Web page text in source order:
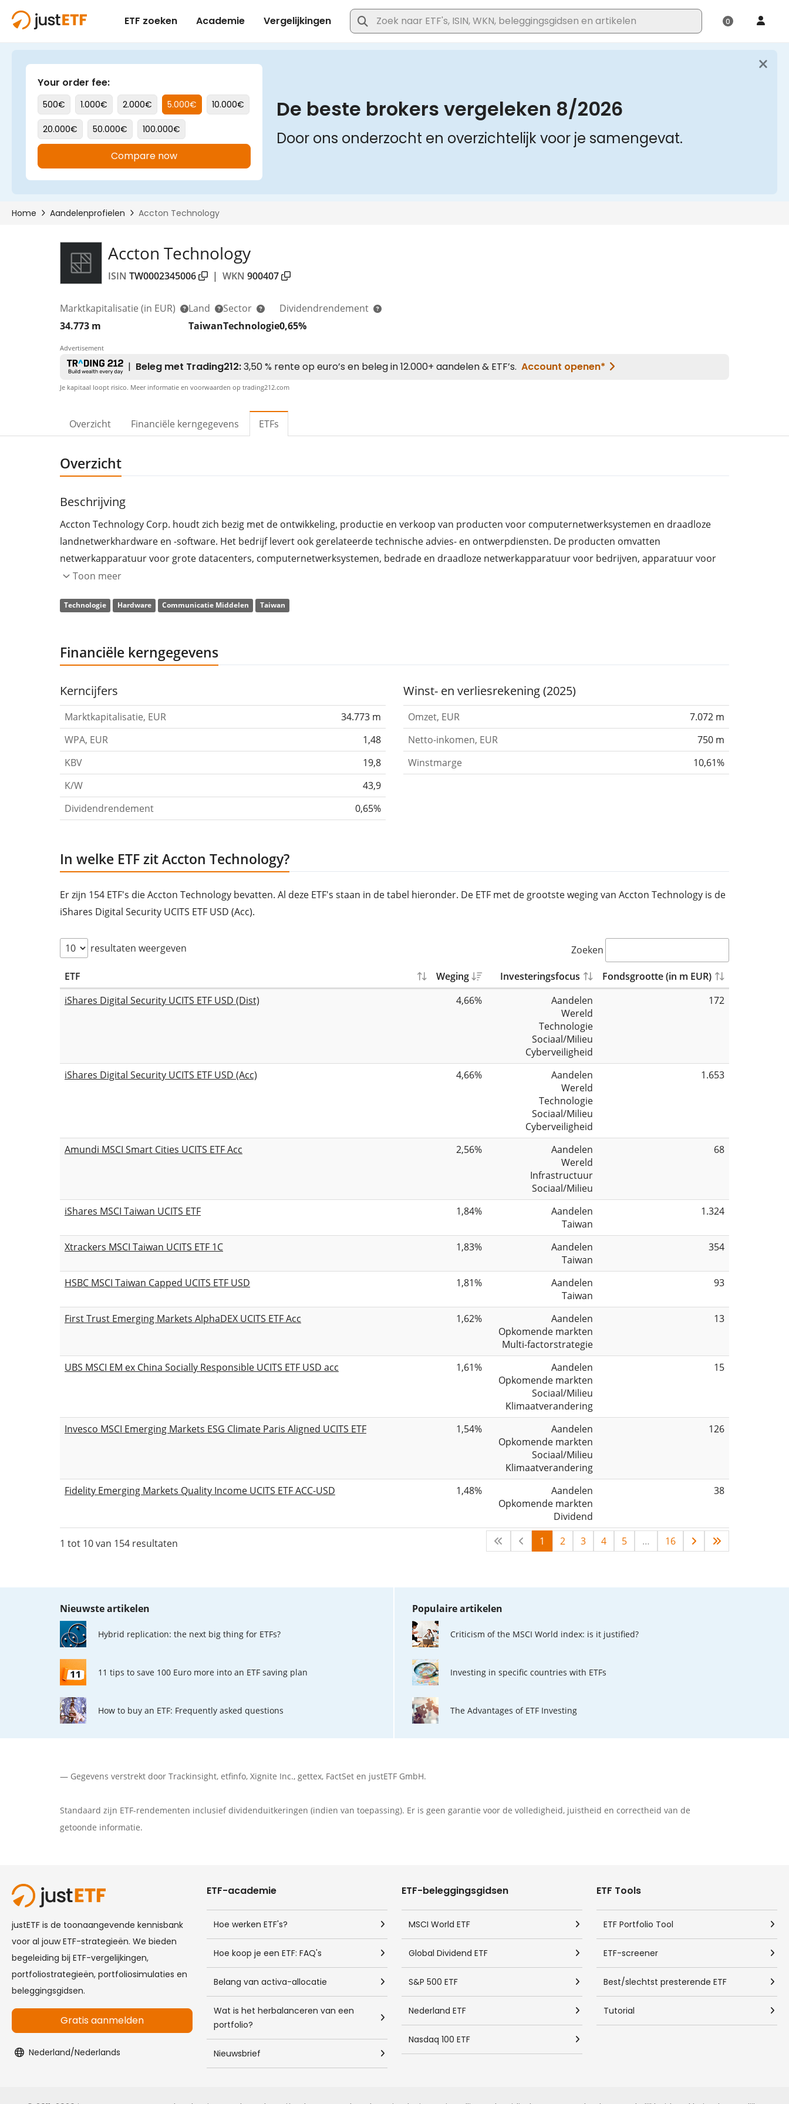
Accton Technology
ISIN TW0002345006 | WKN 900407
Marktkapitalisatie (in EUR)
34.773 m
Land
Taiwan
Sector
Technologie
Dividendrendement
0,65%
Advertisement
Je kapitaal loopt risico. Meer informatie en voorwaarden op trading212.com
Overzicht Financiële kerngegevens ETFs
Overzicht
Beschrijving
Accton Technology Corp. houdt zich bezig met de ontwikkeling, productie en verkoop van producten voor computernetwerksystemen en draadloze
landnetwerkhardware en -software. Het bedrijf levert ook gerelateerde technische advies- en ontwerpdiensten. De producten omvatten
netwerkapparatuur voor grote datacenters, computernetwerksystemen, bedrade en draadloze netwerkapparatuur voor bedrijven, apparatuur voor
klanten en opto-elektronische communicatiesubsystemen. Het bedrijf werd op 9 februari 1988 opgericht door Kun Jui Lu en het hoofdkantoor is
Toon meer
Technologie Hardware Communicatie Middelen Taiwan
Financiële kerngegevens
Kerncijfers
Marktkapitalisatie, EUR
34.773 m
WPA, EUR
1,48
KBV
19,8
K/W
43,9
Dividendrendement
0,65%
Winst- en verliesrekening (2025)
Omzet, EUR
7.072 m
Netto-inkomen, EUR
750 m
Winstmarge
10,61%
In welke ETF zit Accton Technology?
Er zijn 154 ETF's die Accton Technology bevatten. Al deze ETF's staan in de tabel hieronder. De ETF met de grootste weging van Accton Technology is de
iShares Digital Security UCITS ETF USD (Acc).
resultaten weergeven Zoeken
ETF Weging Investeringsfocus
Fondsgrootte (in m EUR)
iShares Digital Security UCITS ETF USD (Dist)
4,66%
Aandelen
Wereld
Technologie
Sociaal/Milieu
Cyberveiligheid
172
iShares Digital Security UCITS ETF USD (Acc) 4,66%
Aandelen
Wereld
Technologie
Sociaal/Milieu
Cyberveiligheid
1.653
Amundi MSCI Smart Cities UCITS ETF Acc 2,56%
Aandelen
Wereld
Infrastructuur
Sociaal/Milieu
68
iShares MSCI Taiwan UCITS ETF 1,84%
Aandelen
Taiwan
1.324
Xtrackers MSCI Taiwan UCITS ETF 1C 1,83%
Aandelen
Taiwan
354
HSBC MSCI Taiwan Capped UCITS ETF USD 1,81%
Aandelen
Taiwan
93
First Trust Emerging Markets AlphaDEX UCITS ETF Acc 1,62%
Aandelen
Opkomende markten
Multi-factorstrategie
13
UBS MSCI EM ex China Socially Responsible UCITS ETF USD acc 1,61%
Aandelen
Opkomende markten
Sociaal/Milieu
Klimaatverandering
15
Invesco MSCI Emerging Markets ESG Climate Paris Aligned UCITS ETF 1,54%
Aandelen
Opkomende markten
Sociaal/Milieu
Klimaatverandering
126
Fidelity Emerging Markets Quality Income UCITS ETF ACC-USD 1,48%
Aandelen
Opkomende markten
Dividend
38
1 tot 10 van 154 resultaten 1 2 3 4 5 … 16
Nieuwste artikelen
Hybrid replication: the next big thing for ETFs?
11 tips to save 100 Euro more into an ETF saving plan
How to buy an ETF: Frequently asked questions
Populaire artikelen
Criticism of the MSCI World index: is it justified?
Investing in specific countries with ETFs
The Advantages of ETF Investing
— Gegevens verstrekt door Trackinsight, etfinfo, Xignite Inc., gettex, FactSet en justETF GmbH.
Standaard zijn ETF-rendementen inclusief dividenduitkeringen (indien van toepassing). Er is geen garantie voor de volledigheid, juistheid en correctheid van de
getoonde informatie.